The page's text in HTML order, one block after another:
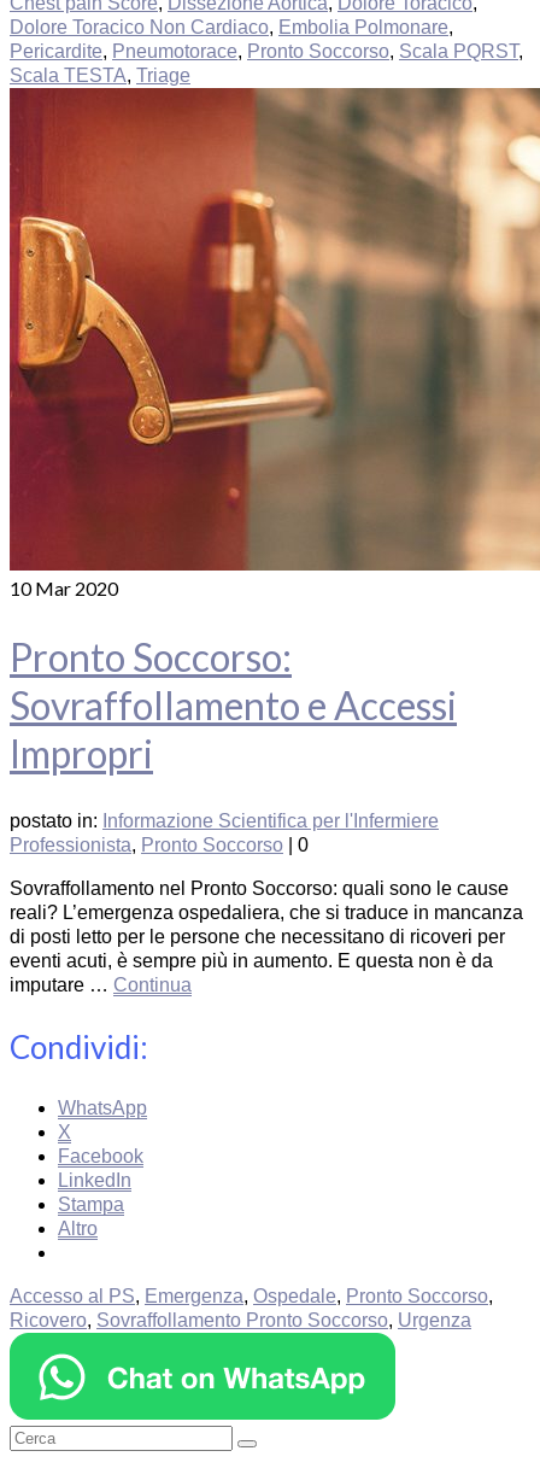
Dolore Toracico Non Cardiaco, Embolia Polmonare,
Pericardite, Pneumotorace, Pronto Soccorso, Scala PQRST,
Scala TESTA, Triage
10Mar 2020
Pronto Soccorso:
Sovraffollamento e Accessi
Impropri
postato in: Informazione Scientifica per l'Infermiere
Professionista, Pronto Soccorso 0
Sovraffollamento nel Pronto Soccorso: quali sono le cause
reali? L’emergenza ospedaliera, che si traduce in mancanza
di posti letto per le persone che necessitano di ricoveri per
eventi acuti, è sempre più in aumento. E questa non è da
imputare … Continua
Condividi:
WhatsApp
X
Facebook
LinkedIn
Stampa
Altro
Accesso al PS, Emergenza, Ospedale, Pronto Soccorso,
Ricovero, Sovraffollamento Pronto Soccorso, Urgenza
Cerca: